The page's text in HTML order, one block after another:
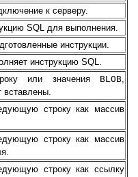
к серверу.
SQL для выполнения.
инструкции.
инструкцию SQL.
или значения BLOB,
вставлены.
строку как массив
строку как массив
строку как ссылку